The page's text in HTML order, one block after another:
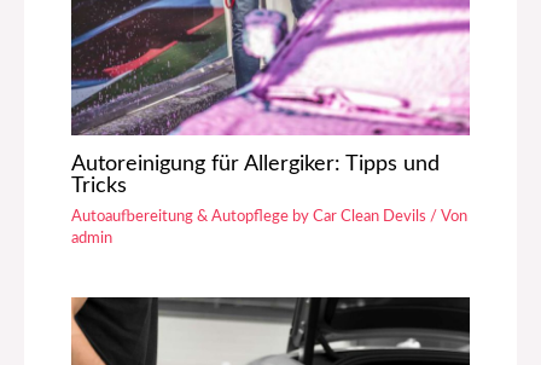
Autoreinigung für Allergiker: Tipps und
Tricks
Autoaufbereitung & Autopflege by Car Clean Devils / Von
admin